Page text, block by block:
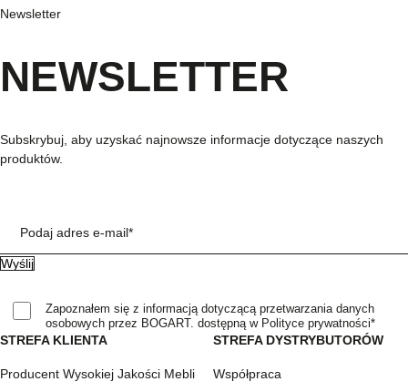
STREFA KLIENTA
Producent Wysokiej Jakości Mebli
STREFA DYSTRYBUTORÓW
Współpraca
Newsletter
NEWSLETTER
Subskrybuj, aby uzyskać najnowsze informacje dotyczące naszych
produktów.
Podaj adres e-mail*
Zapoznałem się z informacją dotyczącą przetwarzania danych
osobowych przez BOGART. dostępną w Polityce prywatności*